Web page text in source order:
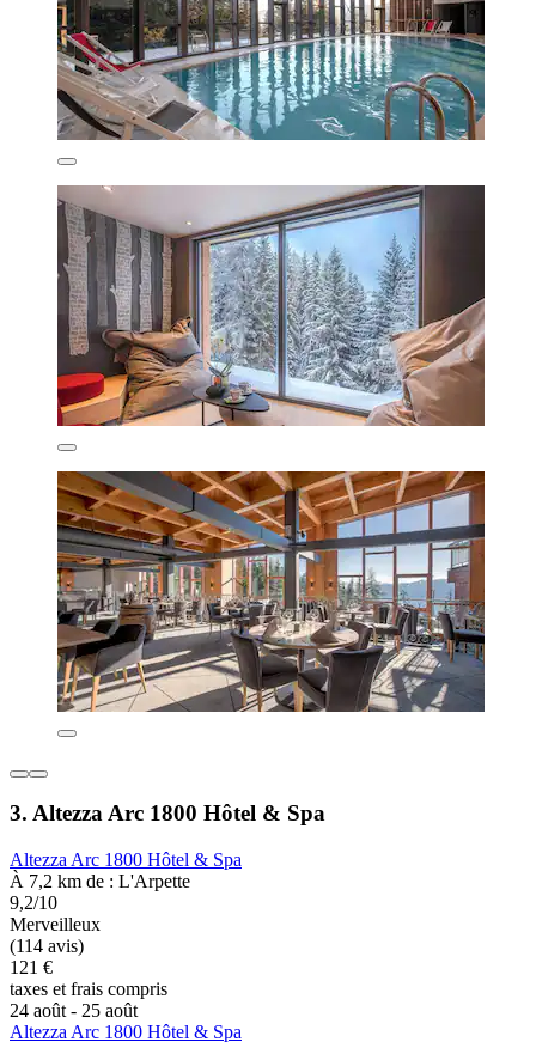
3. Altezza Arc 1800 Hôtel & Spa
Altezza Arc 1800 Hôtel & Spa
À 7,2 km de : L'Arpette
9,2/10
Merveilleux
(114 avis)
121 €
taxes et frais compris
24 août - 25 août
Altezza Arc 1800 Hôtel & Spa